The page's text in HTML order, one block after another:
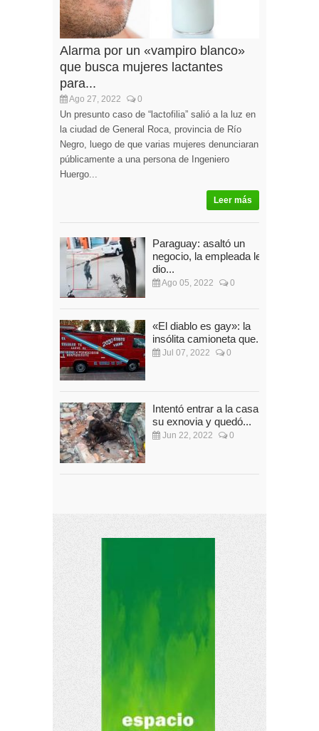
Alarma por un «vampiro blanco»
que busca mujeres lactantes
para...
Ago 27, 2022 0
Un presunto caso de “lactofilia” salió a la luz en
la ciudad de General Roca, provincia de Río
Negro, luego de que varias mujeres denunciaran
públicamente a una persona de Ingeniero
Huergo...
Leer más
Paraguay: asaltó un
negocio, la empleada le
dio...
Ago 05, 2022 0
«El diablo es gay»: la
insólita camioneta que...
Jul 07, 2022 0
Intentó entrar a la casa de
su exnovia y quedó...
Jun 22, 2022 0